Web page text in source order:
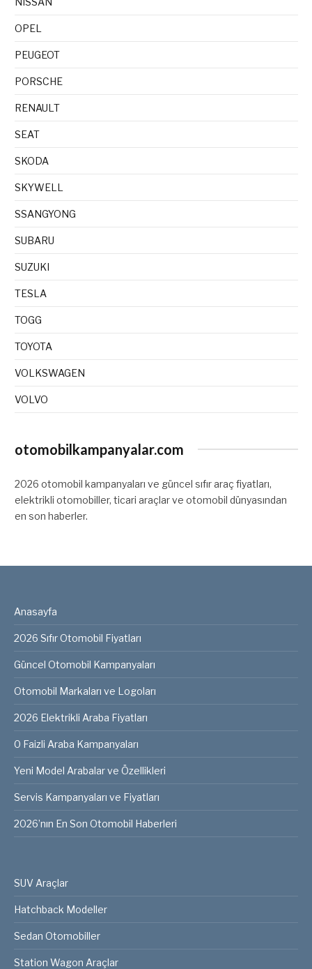
OPEL
PEUGEOT
PORSCHE
RENAULT
SEAT
SKODA
SKYWELL
SSANGYONG
SUBARU
SUZUKI
TESLA
TOGG
TOYOTA
VOLKSWAGEN
VOLVO
otomobilkampanyalar.com
2026 otomobil kampanyaları ve güncel sıfır araç fiyatları,
elektrikli otomobiller, ticari araçlar ve otomobil dünyasından
en son haberler.
Anasayfa
2026 Sıfır Otomobil Fiyatları
Güncel Otomobil Kampanyaları
Otomobil Markaları ve Logoları
2026 Elektrikli Araba Fiyatları
0 Faizli Araba Kampanyaları
Yeni Model Arabalar ve Özellikleri
Servis Kampanyaları ve Fiyatları
2026’nın En Son Otomobil Haberleri
SUV Araçlar
Hatchback Modeller
Sedan Otomobiller
Station Wagon Araçlar